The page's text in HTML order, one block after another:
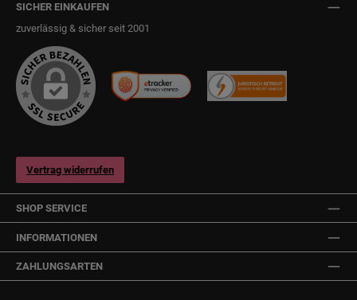
SICHER EINKAUFEN
zuverlässig & sicher seit 2001
Vertrag widerrufen
SHOP SERVICE
INFORMATIONEN
ZAHLUNGSARTEN